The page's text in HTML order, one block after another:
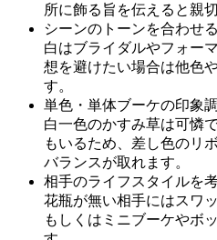
所に飾る旨を伝えると親切
シーンのトーンを合わせる
白はブライダルやフォー
想を避けたい場合は他色
す。
単色・単体ブーケの印象調
白一色のかすみ草は可憐
もいるため、差し色のリ
バランスが取れます。
相手のライフスタイルを考
花瓶が無い相手にはスワ
もしくはミニブーケやボ